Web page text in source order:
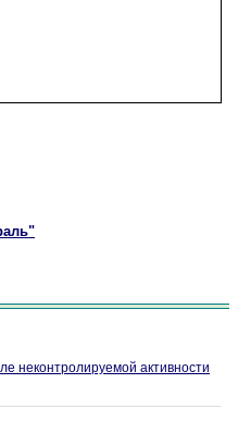
неконтролируемой активности